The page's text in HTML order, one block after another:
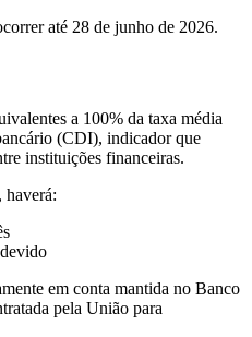
até 28 de junho de 2026.
a 100% da taxa média
(CDI), indicador que
instituições financeiras.
haverá:
em conta mantida no Banco
pela União para